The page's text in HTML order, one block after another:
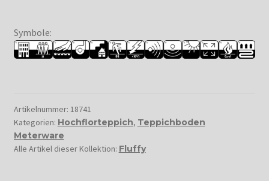
Symbole:
Artikelnummer: 18741
Kategorien: Hochflorteppich, Teppichboden
Meterware
Alle Artikel dieser Kollektion: Fluffy